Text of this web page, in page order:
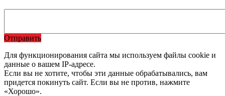
Отправить
Для функционирования сайта мы используем файлы cookie и
данные о вашем IP-адресе.
Если вы не хотите, чтобы эти данные обрабатывались, вам
придется покинуть сайт. Если вы не против, нажмите
«Хорошо».